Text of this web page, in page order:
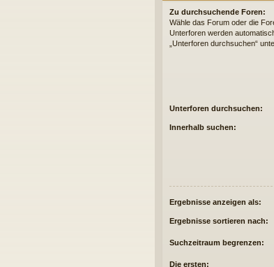
Zu durchsuchende Foren:
Wähle das Forum oder die
Unterforen werden
„Unterforen durchsuchen“
Unterforen durchsuchen:
Innerhalb suchen:
Ergebnisse anzeigen als:
Ergebnisse sortieren nach:
Suchzeitraum begrenzen:
Die ersten: